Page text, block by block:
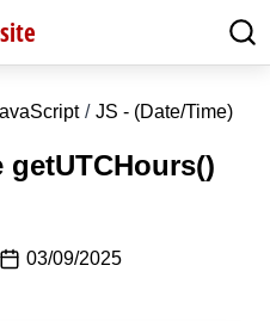
JS - (Date/Time)
03/09/2025